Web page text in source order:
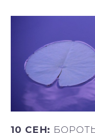
10 СЕН: